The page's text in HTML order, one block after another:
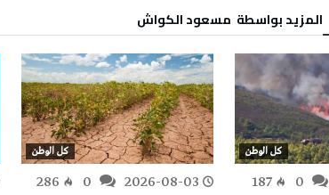
‫‫المزيد بواسطة‬ ‬ مسعود الكواش
كل الوطن
187
كل الوطن
2026-08-03
286